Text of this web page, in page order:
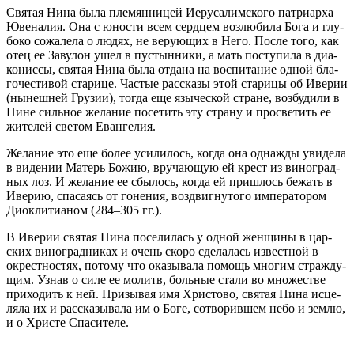
Свя­тая Ни­на бы­ла пле­мян­ни­цей Иеру­са­лим­ско­го пат­ри­ар­ха
Юве­на­лия. Она с юно­сти всем серд­цем воз­лю­би­ла Бо­га и глу­
бо­ко со­жа­ле­ла о лю­дях, не ве­ру­ю­щих в Него. По­сле то­го, как
отец ее За­ву­лон ушел в пу­стын­ни­ки, а мать по­сту­пи­ла в диа­
ко­нис­сы, свя­тая Ни­на бы­ла от­да­на на вос­пи­та­ние од­ной бла­
го­че­сти­вой ста­ри­це. Ча­стые рас­ска­зы этой ста­ри­цы об Иве­рии
(ны­неш­ней Гру­зии), то­гда еще язы­че­ской стране, воз­бу­ди­ли в
Нине силь­ное же­ла­ние по­се­тить эту стра­ну и про­све­тить ее
жи­те­лей све­том Еван­ге­лия.
Же­ла­ние это еще бо­лее уси­ли­лось, ко­гда она од­на­жды уви­де­ла
в ви­де­нии Ма­терь Бо­жию, вру­ча­ю­щую ей крест из ви­но­град­
ных лоз. И же­ла­ние ее сбы­лось, ко­гда ей при­шлось бе­жать в
Иве­рию, спа­са­ясь от го­не­ния, воз­двиг­ну­то­го им­пе­ра­то­ром
Дио­кли­ти­а­ном (284–305 гг.).
В Иве­рии свя­тая Ни­на по­се­ли­лась у од­ной жен­щи­ны в цар­
ских ви­но­град­ни­ках и очень ско­ро сде­ла­лась из­вест­ной в
окрест­но­стях, по­то­му что ока­зы­ва­ла по­мощь мно­гим страж­ду­
щим. Узнав о си­ле ее мо­литв, боль­ные ста­ли во мно­же­стве
при­хо­дить к ней. При­зы­вая имя Хри­сто­во, свя­тая Ни­на ис­це­
ля­ла их и рас­ска­зы­ва­ла им о Бо­ге, со­тво­рив­шем небо и зем­лю,
и о Хри­сте Спа­си­те­ле.